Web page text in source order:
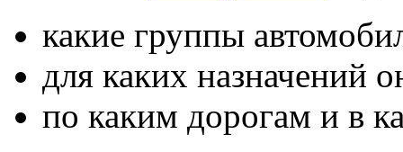
какие группы
для каких назначений
по каким дорогам и в